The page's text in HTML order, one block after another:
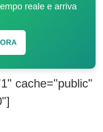
reale e arriva
cache="public"